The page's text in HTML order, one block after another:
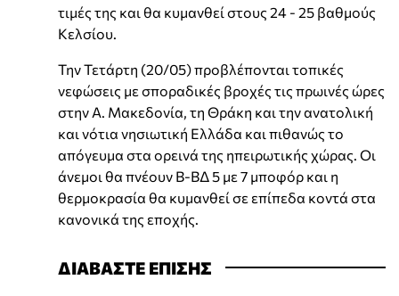
τιμές της και θα κυμανθεί στους 24 - 25 βαθμούς
Κελσίου.
Την Τετάρτη (20/05) προβλέπονται τοπικές
νεφώσεις με σποραδικές βροχές τις πρωινές ώρες
στην Α. Μακεδονία, τη Θράκη και την ανατολική
και νότια νησιωτική Ελλάδα και πιθανώς το
απόγευμα στα ορεινά της ηπειρωτικής χώρας. Οι
άνεμοι θα πνέουν Β-ΒΔ 5 με 7 μποφόρ και η
θερμοκρασία θα κυμανθεί σε επίπεδα κοντά στα
κανονικά της εποχής.
ΔΙΑΒΑΣΤΕ ΕΠΙΣΗΣ